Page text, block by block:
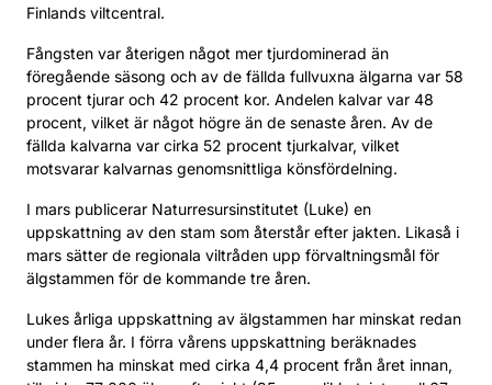
Finlands viltcentral.
Fångsten var återigen något mer tjurdominerad än
föregående säsong och av de fällda fullvuxna älgarna var 58
procent tjurar och 42 procent kor. Andelen kalvar var 48
procent, vilket är något högre än de senaste åren. Av de
fällda kalvarna var cirka 52 procent tjurkalvar, vilket
motsvarar kalvarnas genomsnittliga könsfördelning.
I mars publicerar Naturresursinstitutet (Luke) en
uppskattning av den stam som återstår efter jakten. Likaså i
mars sätter de regionala viltråden upp förvaltningsmål för
älgstammen för de kommande tre åren.
Lukes årliga uppskattning av älgstammen har minskat redan
under flera år. I förra vårens uppskattning beräknades
stammen ha minskat med cirka 4,4 procent från året innan,